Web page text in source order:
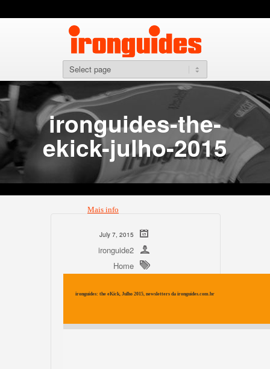
ironguides-the-
ekick-julho-2015
July 7, 2015
ironguide2
Home
ironguides: the eKick, Julho 2015, newsletters da ironguides.com.br
com nossos treinadores esta fora de seu orcamento,
comprar nossas planilhas em nivel avancado. Baseado
que criaram campeões Mundias de Ironman,
Mundias de prova curta (ITU), O Método fornece uma
para cada atleta, independente de seu
tenham completado a prova ou tenham como objetivo
Short Triathlon
Homen: Sub 1h08 / Mulher: Sub 1h15
Volume de treino semanal: De 7 a 11h
Mais info
Distancia Olímpica
Homen: Sub 2h20 / Mulher: Sub 2h35
Mais info
Homen: Sub 4h45 / Mulher: Sub 5h15
Volume de treino semanal: De 11 a 17h
Ironman
Volume de treino semanal: De 12 a 20h